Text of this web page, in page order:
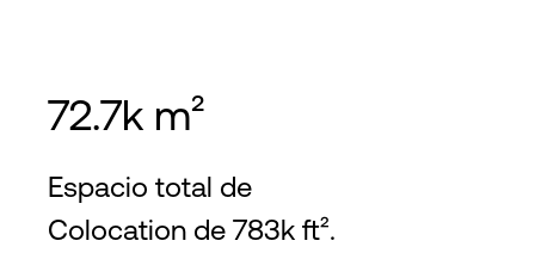
72.7k m²
Espacio total de
Colocation de 783k ft².